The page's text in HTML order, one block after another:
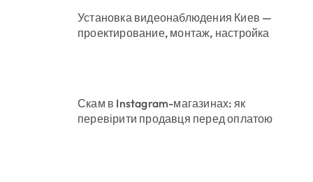
Установка видеонаблюдения Киев —
проектирование, монтаж, настройка
Скам в Instagram-магазинах: як
перевірити продавця перед оплатою